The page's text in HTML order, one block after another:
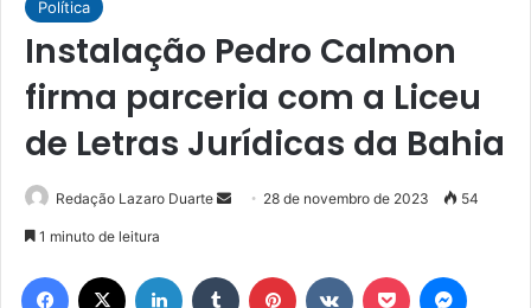
Política
Instalação Pedro Calmon
firma parceria com a Liceu
de Letras Jurídicas da Bahia
Redação Lazaro Duarte
Mande
mail
28 de novembro de 2023 54
1 minuto de leitura
Facebook Linkedin Tumblr Pinterest Pocket